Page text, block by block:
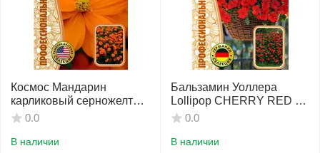
Космос Мандарин
карликовый серножелтый
5 шт РЕДКИЕ СЕМЕНА
0.0
В наличии
Бальзамин Уоллера
Lollipop CHERRY RED F1
5 шт РЕДКИЕ СЕМЕНА
0.0
В наличии